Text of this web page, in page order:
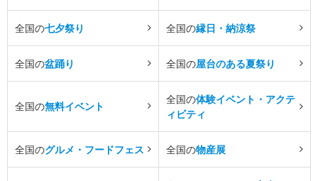
全国の七夕祭り 全国の縁日・納涼祭
全国の盆踊り 全国の屋台のある夏祭り
全国の無料イベント
全国の体験イベント・アクテ
ィビティ
全国のグルメ・フードフェス 全国の物産展